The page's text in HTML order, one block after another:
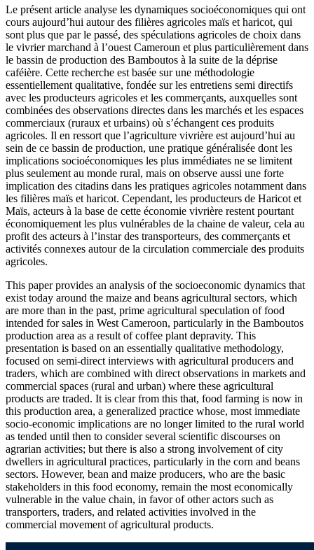
Le présent article analyse les dynamiques socioéconomiques qui ont
cours aujourd’hui autour des filières agricoles maïs et haricot, qui
sont plus que par le passé, des spéculations agricoles de choix dans
le vivrier marchand à l’ouest Cameroun et plus particulièrement dans
le bassin de production des Bamboutos à la suite de la déprise
caféière. Cette recherche est basée sur une méthodologie
essentiellement qualitative, fondée sur les entretiens semi directifs
avec les producteurs agricoles et les commerçants, auxquelles sont
combinées des observations directes dans les marchés et les espaces
commerciaux (ruraux et urbains) où s’échangent ces produits
agricoles. Il en ressort que l’agriculture vivrière est aujourd’hui au
sein de ce bassin de production, une pratique généralisée dont les
implications socioéconomiques les plus immédiates ne se limitent
plus seulement au monde rural, mais on observe aussi une forte
implication des citadins dans les pratiques agricoles notamment dans
les filières maïs et haricot. Cependant, les producteurs de Haricot et
Maïs, acteurs à la base de cette économie vivrière restent pourtant
économiquement les plus vulnérables de la chaine de valeur, cela au
profit des acteurs à l’instar des transporteurs, des commerçants et
activités connexes autour de la circulation commerciale des produits
agricoles.
This paper provides an analysis of the socioeconomic dynamics that
exist today around the maize and beans agricultural sectors, which
are more than in the past, prime agricultural speculation of food
intended for sales in West Cameroon, particularly in the Bamboutos
production area as a result of coffee plant depravity. This
presentation is based on an essentially qualitative methodology,
focused on semi-direct interviews with agricultural producers and
traders, which are combined with direct observations in markets and
commercial spaces (rural and urban) where these agricultural
products are traded. It is clear from this that, food farming is now in
this production area, a generalized practice whose, most immediate
socio-economic implications are no longer limited to the rural world
as tended until then to consider several scientific discourses on
agrarian activities; but there is also a strong involvement of city
dwellers in agricultural practices, particularly in the corn and beans
sectors. However, bean and maize producers, who are the basic
stakeholders in this food economy, remain the most economically
vulnerable in the value chain, in favor of other actors such as
transporters, traders, and related activities involved in the
commercial movement of agricultural products.